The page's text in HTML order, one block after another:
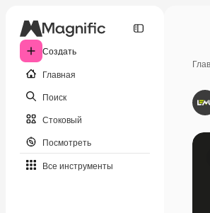
Создать
Главная
Поиск
Стоковый
Посмотреть
Все инструменты